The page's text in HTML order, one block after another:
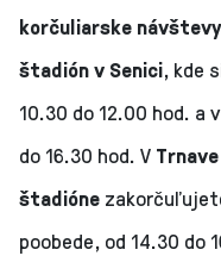
korčuliarske návštevy
štadión v Senici, kde
10.30 do 12.00 hod. a
do 16.30 hod. V Trnave
štadióne
poobede, od 14.30 do